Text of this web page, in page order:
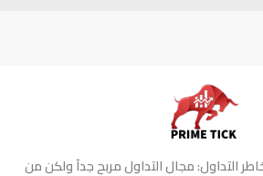
التداول: مجال التداول مربح جدآ ولكن من